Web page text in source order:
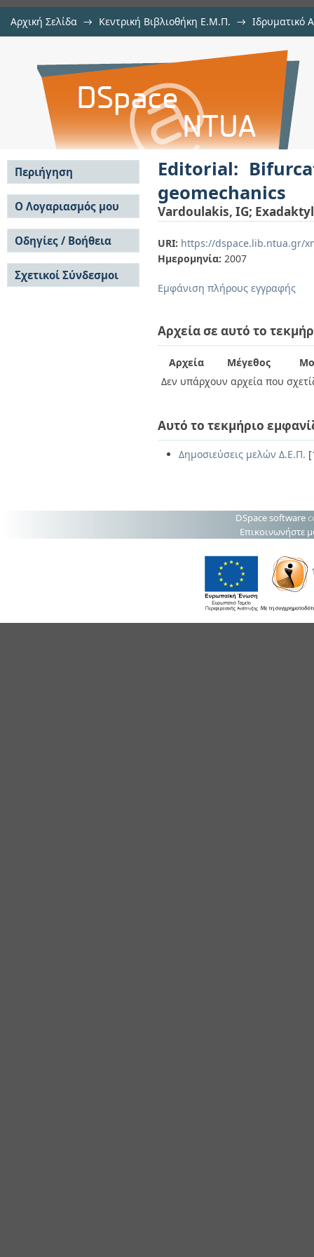
Αρχική Σελίδα → Κεντρική Βιβλιοθήκη Ε.Μ.Π. → Ιδρυματικό
Editorial: Bifurcations,
Editorial:
geomechanics
Vardoulakis, IG;
URI: https://dspace.lib.ntua.gr/
Ημερομηνία: 2007
Εμφάνιση πλήρους εγγραφής
Αρχεία σε αυτό το
Αρχεία Μέγεθος
Δεν υπάρχουν αρχεία που
Αυτό το τεκμήριο
Δημοσιεύσεις μελών Δ.Ε.Π.
Περιήγηση
Σε όλο το DSpace
Κοινότητες & Συλλογές
Ανά Ημερομηνία
Έκδοσης
Συγγραφείς
Τίτλοι
Θέματα
Ο Λογαριασμός μου
Σύνδεση
Εγγραφή
Οδηγίες / Βοήθεια
Οδηγίες Υποβολής
Οδηγίες Χρήσης ΙΑ
Συχνές Ερωτήσεις
Σχετικοί Σύνδεσμοι
DSpace software
Επικοινωνήστε